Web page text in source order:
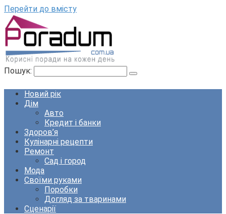
Перейти до вмісту
Пошук:
Новий рік
Дім
Авто
Кредит і банки
Здоров’я
Кулінарні рецепти
Ремонт
Сад і город
Мода
Своїми руками
Поробки
Догляд за тваринами
Сценарії